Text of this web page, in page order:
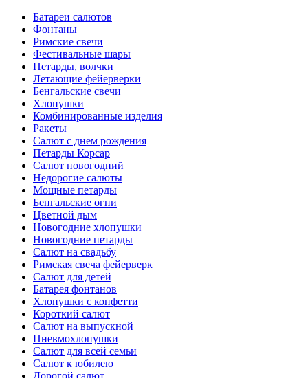
Батареи салютов
Фонтаны
Римские свечи
Фестивальные шары
Петарды, волчки
Летающие фейерверки
Бенгальские свечи
Хлопушки
Комбинированные изделия
Ракеты
Салют с днем рождения
Петарды Корсар
Салют новогодний
Недорогие салюты
Мощные петарды
Бенгальские огни
Цветной дым
Новогодние хлопушки
Новогодние петарды
Салют на свадьбу
Римская свеча фейерверк
Салют для детей
Батарея фонтанов
Хлопушки с конфетти
Короткий салют
Салют на выпускной
Пневмохлопушки
Салют для всей семьи
Салют к юбилею
Дорогой салют